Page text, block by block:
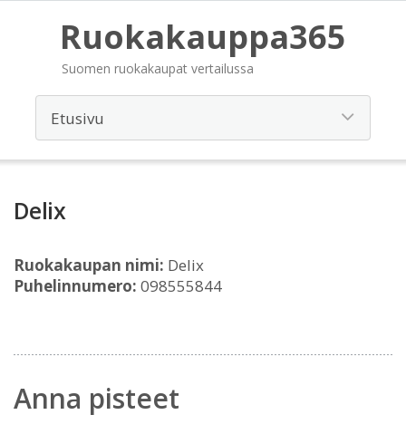
Ruokakauppa365
Suomen ruokakaupat vertailussa
Delix
Ruokakaupan nimi: Delix
Puhelinnumero: 098555844
Anna pisteet